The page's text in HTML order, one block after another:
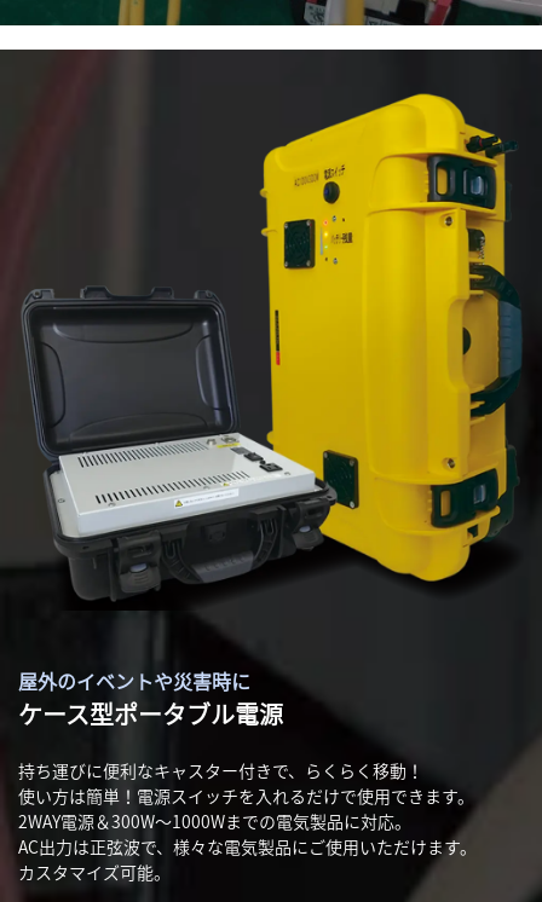
屋外のイベントや災害時に
ケース型ポータブル電源
持ち運びに便利なキャスター付きで、らくらく移動！
使い方は簡単！電源スイッチを入れるだけで使用できます。
2WAY電源＆300W〜1000Wまでの電気製品に対応。
AC出力は正弦波で、様々な電気製品にご使用いただけます。
カスタマイズ可能。